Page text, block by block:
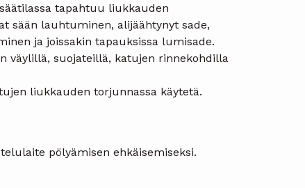
tapahtuu liukkauden
sään lauhtuminen, alijäähtynyt sade,
ja joissakin tapauksissa lumisade.
väylillä, suojateillä, katujen rinnekohdilla
liukkauden torjunnassa käytetä.
pölyämisen ehkäisemiseksi.